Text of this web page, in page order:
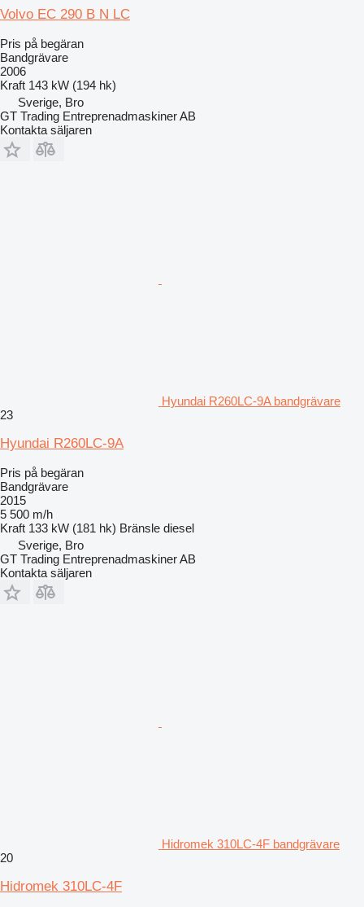
Volvo EC 290 B N LC
Pris på begäran
Bandgrävare
2006
Kraft 143 kW (194 hk)
Sverige, Bro
GT Trading Entreprenadmaskiner AB
Kontakta säljaren
Hyundai R260LC-9A bandgrävare
23
Hyundai R260LC-9A
Pris på begäran
Bandgrävare
2015
5 500 m/h
Kraft 133 kW (181 hk) Bränsle diesel
Sverige, Bro
GT Trading Entreprenadmaskiner AB
Kontakta säljaren
Hidromek 310LC-4F bandgrävare
20
Hidromek 310LC-4F